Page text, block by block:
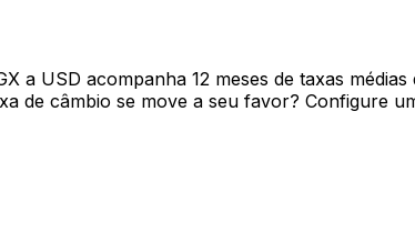
a USD acompanha 12 meses de taxas
de câmbio se move a seu favor? Configure